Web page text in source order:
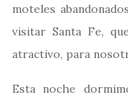
moteles
visitar Santa Fe,
atractivo, para
Esta noche